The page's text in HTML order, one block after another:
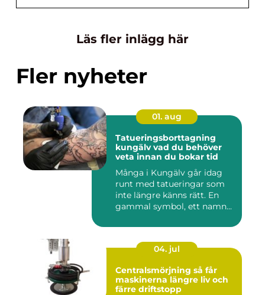
Läs fler inlägg här
Fler nyheter
01. aug
Tatueringsborttagning
kungälv vad du behöver
veta innan du bokar tid
Många i Kungälv går idag
runt med tatueringar som
inte längre känns rätt. En
gammal symbol, ett namn...
04. jul
Centralsmörjning så får
maskinerna längre liv och
färre driftstopp